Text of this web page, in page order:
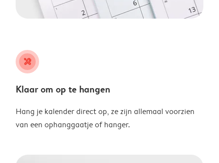
tools
Klaar om op te hangen
Hang je kalender direct op, ze zijn allemaal voorzien
van een ophanggaatje of hanger.